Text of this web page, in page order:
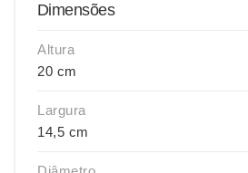
Dimensões
Altura
20 cm
Largura
14,5 cm